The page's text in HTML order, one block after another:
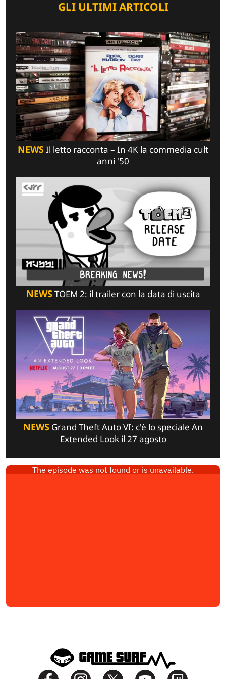
GLI ULTIMI ARTICOLI
NEWSIl letto racconta – In 4K la commedia cult
anni '50
NEWSTOEM 2: il trailer con la data di uscita
NEWS Grand Theft Auto VI: c'è lo speciale An
Extended Look il 27 agosto